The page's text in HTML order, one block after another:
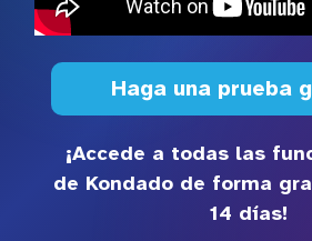
Haga una prueba
¡Accede a todas las
de Kondado de forma
14 días!